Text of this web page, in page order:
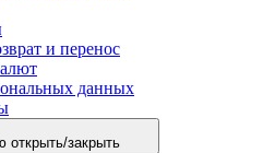
и перенос
данных
открыть/закрыть